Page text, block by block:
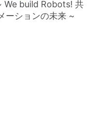
We build Robots! 共
ーションの未来 ~